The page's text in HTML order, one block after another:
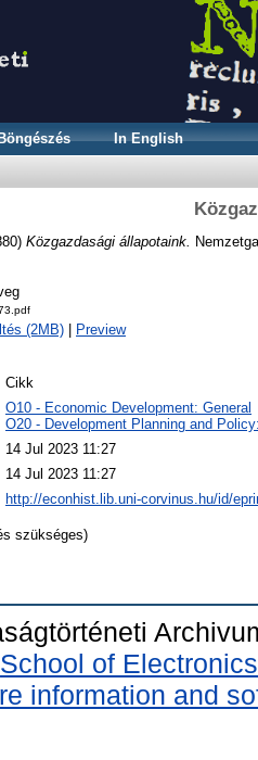
In English
Közgazdasági állapotaink.
(2MB) Preview
Cikk
O10 - Economic Development: General
O20 - Development Planning and
14 Jul 2023 11:27
14 Jul 2023 11:27
http://econhist.lib.uni-corvinus.hu/id/
szükséges)
School of
information and